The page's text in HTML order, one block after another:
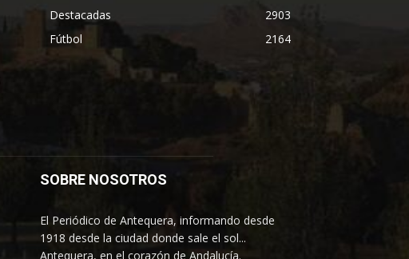
Destacadas
2903
Fútbol
2164
SOBRE NOSOTROS
El Periódico de Antequera, informando desde
1918 desde la ciudad donde sale el sol...
Antequera, en el corazón de Andalucía.